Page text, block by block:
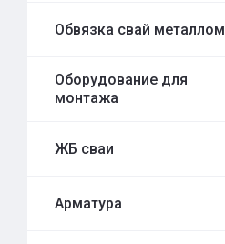
Обвязка свай металлом
Оборудование для
монтажа
ЖБ сваи
Арматура